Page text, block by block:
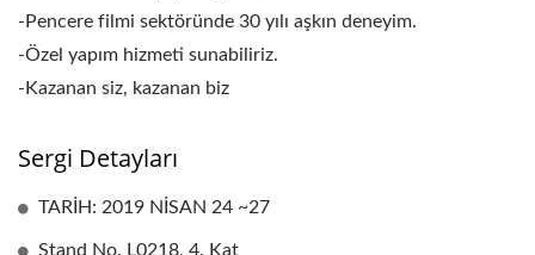
-Pencere filmi sektöründe 30 yılı aşkın deneyim.
-Özel yapım hizmeti sunabiliriz.
-Kazanan siz, kazanan biz
Sergi Detayları
TARİH: 2019 NİSAN 24 ~27
Stand No. L0218, 4. Kat